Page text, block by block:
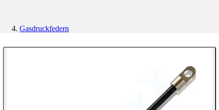
Gasdruckfedern